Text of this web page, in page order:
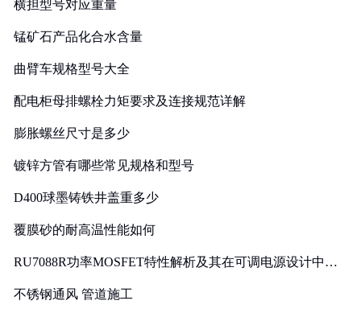
横担型号对应重量
锰矿石产品化合水含量
曲臂车规格型号大全
配电柜母排螺栓力矩要求及连接规范详解
膨胀螺丝尺寸是多少
镀锌方管有哪些常见规格和型号
D400球墨铸铁井盖重多少
覆膜砂的耐高温性能如何
RU7088R功率MOSFET特性解析及其在可调电源设计中的
不锈钢通风 管道施工